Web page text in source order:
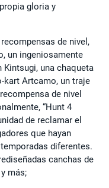
gloria y
de nivel,
un ingeniosamente
una chaqueta
kart Artcamo, un traje
de nivel
“Hunt 4
de reclamar el
que hayan
diferentes.
canchas de
más;